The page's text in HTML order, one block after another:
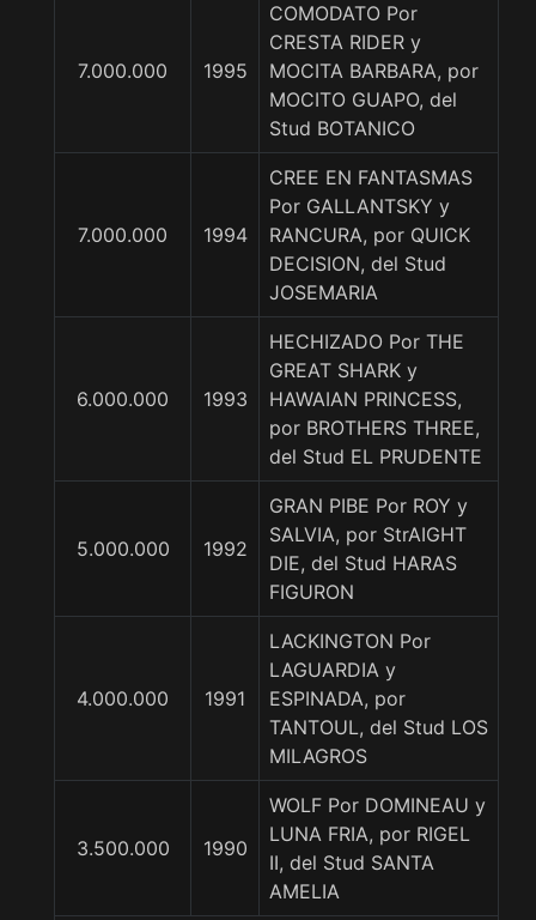
7.000.000 1995
COMODATO Por
CRESTA RIDER y
MOCITA BARBARA, por
MOCITO GUAPO, del
Stud BOTANICO
7.000.000 1994
CREE EN FANTASMAS
Por GALLANTSKY y
RANCURA, por QUICK
DECISION, del Stud
JOSEMARIA
6.000.000 1993
HECHIZADO Por THE
GREAT SHARK y
HAWAIAN PRINCESS,
por BROTHERS THREE,
del Stud EL PRUDENTE
5.000.000 1992
GRAN PIBE Por ROY y
SALVIA, por StrAIGHT
DIE, del Stud HARAS
FIGURON
4.000.000 1991
LACKINGTON Por
LAGUARDIA y
ESPINADA, por
TANTOUL, del Stud LOS
MILAGROS
3.500.000 1990
WOLF Por DOMINEAU y
LUNA FRIA, por RIGEL
II, del Stud SANTA
AMELIA